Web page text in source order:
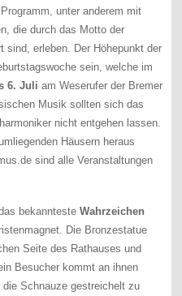
unter anderem mit
die durch das Motto der
sind, erleben. Der Höhepunkt der
sein, welche im
6. Juli am Weserufer der Bremer
Musik sollten sich das
nicht entgehen lassen.
Häusern heraus
sind alle Veranstaltungen
bekanntesteWahrzeichen
Die Bronzestatue
Seite des Rathauses und
Besucher kommt an ihnen
Schnauze gestreichelt zu